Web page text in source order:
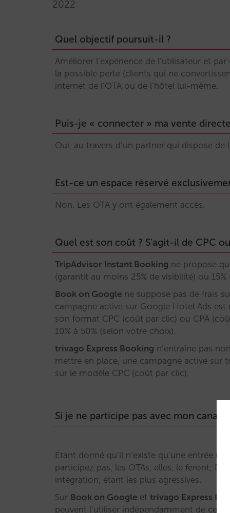
2022
Quel objectif poursuit-il ?
Améliorer l’expérience de l’utilisateur et
la possible perte (clients qui ne
internet de l’OTA ou de l’hôtel lui-même.
Puis-je « connecter » ma vente
Oui, au travers d’un partner qui dispose de
Est-ce un espace réservé
Non. Les OTA y ont également accès.
Quel est son coût ? S’agit-il de CPC
TripAdvisor Instant Booking ne propose
(garantit au moins 25% de visibilité) ou
Book on Google ne suppose pas de frais
campagne active sur Google Hotel Ads
son format CPC (coût par clic) ou CPA
10% à 50% (selon votre choix).
trivago Express Booking n’entraîne pas
mettre en place, une campagne active sur
sur le modèle CPC (coût par clic).
Si je ne participe pas avec mon canal
Étant donné qu’il n’existe qu’une entrée
participez pas, les OTAs, elles, le feront;
intégration, étant les plus agressives.
Sur Book on Google et trivago Express
peuvent l’utiliser indépendamment de ce